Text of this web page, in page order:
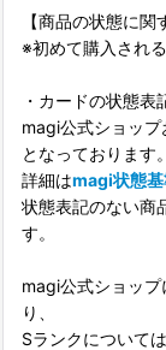
【商品の状態に関
※初めて購入され
・カードの状態表
magi公式ショッ
となっております。
詳細はmagi状態
状態表記のない商
す。
magi公式ショッ
り、
Sランクについて